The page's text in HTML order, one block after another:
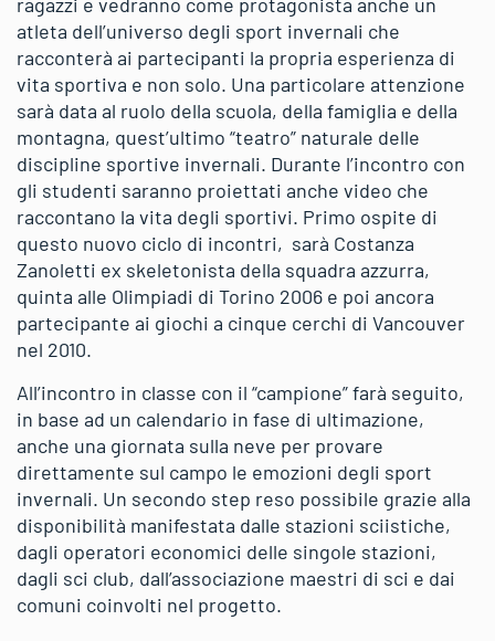
atleta dell’universo degli sport invernali che
racconterà ai partecipanti la propria esperienza di
vita sportiva e non solo. Una particolare attenzione
sarà data al ruolo della scuola, della famiglia e della
montagna, quest’ultimo “teatro” naturale delle
discipline sportive invernali. Durante l’incontro con
gli studenti saranno proiettati anche video che
raccontano la vita degli sportivi. Primo ospite di
questo nuovo ciclo di incontri, sarà Costanza
Zanoletti ex skeletonista della squadra azzurra,
quinta alle Olimpiadi di Torino 2006 e poi ancora
partecipante ai giochi a cinque cerchi di Vancouver
nel 2010.
All’incontro in classe con il “campione” farà seguito,
in base ad un calendario in fase di ultimazione,
anche una giornata sulla neve per provare
direttamente sul campo le emozioni degli sport
invernali. Un secondo step reso possibile grazie alla
disponibilità manifestata dalle stazioni sciistiche,
dagli operatori economici delle singole stazioni,
dagli sci club, dall’associazione maestri di sci e dai
comuni coinvolti nel progetto.